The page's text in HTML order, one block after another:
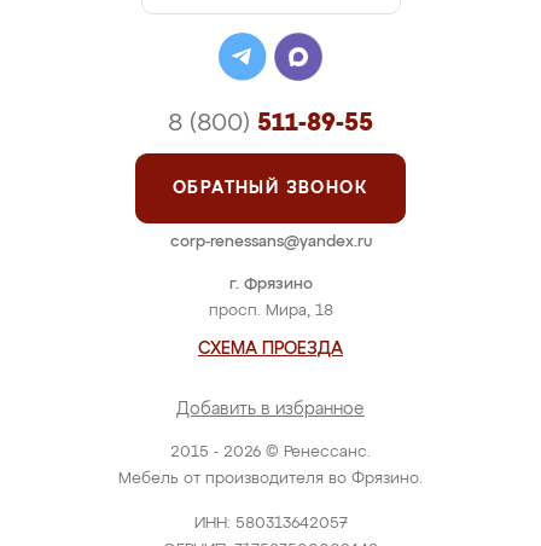
2015 - 2026 © Ренессанс.
Мебель от производителя во Фрязино.
ИНН: 580313642057
г. Фрязино
просп. Мира, 18
СХЕМА ПРОЕЗДА
Добавить в избранное
8 (800) 511-89-55
ОБРАТНЫЙ ЗВОНОК
corp-renessans@yandex.ru